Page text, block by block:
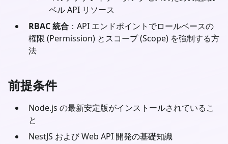
ベル API リソース
RBAC 統合 ：API エンドポイントでロールベースの
権限 (Permission) とスコープ (Scope) を強制する方
法
前提条件
Node.js の最新安定版がインストールされているこ
と
NestJS および Web API 開発の基礎知識